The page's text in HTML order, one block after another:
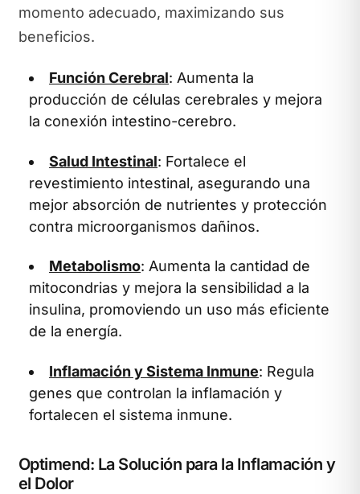
momento adecuado, maximizando sus
beneficios.
Función Cerebral: Aumenta la
producción de células cerebrales y mejora
la conexión intestino-cerebro.
Salud Intestinal: Fortalece el
revestimiento intestinal, asegurando una
mejor absorción de nutrientes y protección
contra microorganismos dañinos.
Metabolismo: Aumenta la cantidad de
mitocondrias y mejora la sensibilidad a la
insulina, promoviendo un uso más eficiente
de la energía.
Inflamación y Sistema Inmune: Regula
genes que controlan la inflamación y
fortalecen el sistema inmune.
Optimend: La Solución para la Inflamación y
el Dolor